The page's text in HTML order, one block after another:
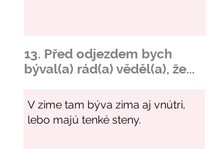
13. Před odjezdem bych
býval(a) rád(a) věděl(a), že...